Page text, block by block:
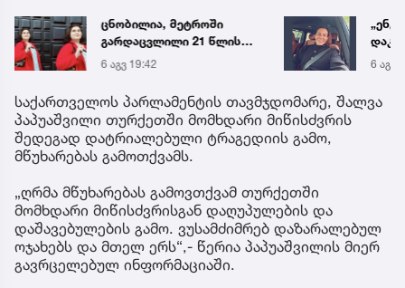
„ენგურთან
დაკავშირებით მინდა
ვთქვა...“ - გოგა მანიას
უახლესი
წინასწარმეტყველება
6 აგვ 19:34 10:17
საქართველოს პარლამენტის თავმჯდომარე, შალვა
პაპუაშვილი თურქეთში მომხდარი მიწისძვრის
შედეგად დატრიალებული ტრაგედიის გამო,
მწუხარებას გამოთქვამს.
„ღრმა მწუხარებას გამოვთქვამ თურქეთში
მომხდარი მიწისძვრისგან დაღუპულების და
დაშავებულების გამო. ვუსამძიმრებ დაზარალებულ
ოჯახებს და მთელ ერს“,- წერია პაპუაშვილის მიერ
გავრცელებულ ინფორმაციაში.